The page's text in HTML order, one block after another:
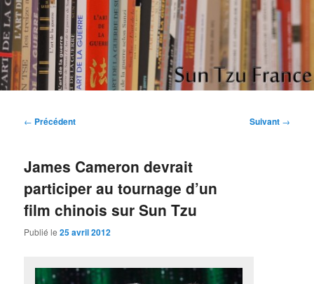
Aller
au
contenu
principalSun Tzu France
Etudes et réflexions sur "L'art de la guerre" de Sun Tzu
Navigation
← Précédent Suivant →
James Cameron devrait
participer au tournage d’un
film chinois sur Sun Tzu
Publié le25 avril 2012